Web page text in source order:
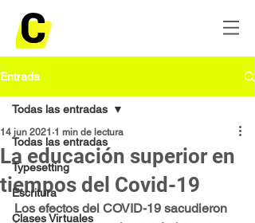
Entrada
Todas las entradas
Typesetting
Escritura
Clases Virtuales
Todas las entradas
La educación superior en
tiempos del Covid-19
14 jun 2021 1 min de lectura
Los efectos del COVID-19 sacudieron